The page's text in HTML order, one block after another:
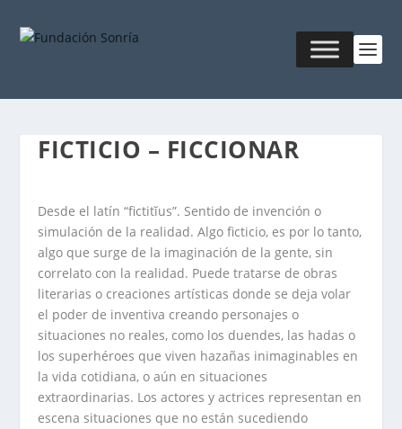
FICTICIO – FICCIONAR
Desde el latín “fictitĭus”. Sentido de invención o
simulación de la realidad. Algo ficticio, es por lo tanto,
algo que surge de la imaginación de la gente, sin
correlato con la realidad. Puede tratarse de obras
literarias o creaciones artísticas donde se deja volar
el poder de inventiva creando personajes o
situaciones no reales, como los duendes, las hadas o
los superhéroes que viven hazañas inimaginables en
la vida cotidiana, o aún en situaciones
extraordinarias. Los actores y actrices representan en
escena situaciones que no están sucediendo